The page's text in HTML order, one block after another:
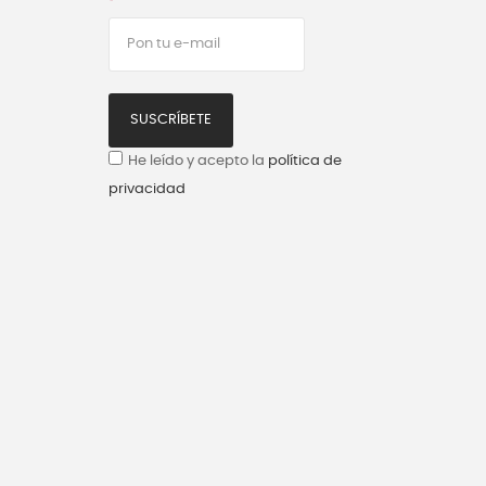
SUSCRÍBETE
He leído y acepto la política de
privacidad